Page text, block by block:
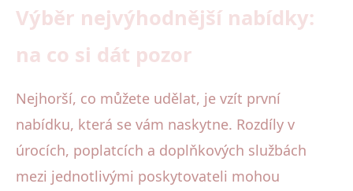
Výběr nejvýhodnější nabídky:
na co si dát pozor
Nejhorší, co můžete udělat, je vzít první
nabídku, která se vám naskytne. Rozdíly v
úrocích, poplatcích a doplňkových službách
mezi jednotlivými poskytovateli mohou